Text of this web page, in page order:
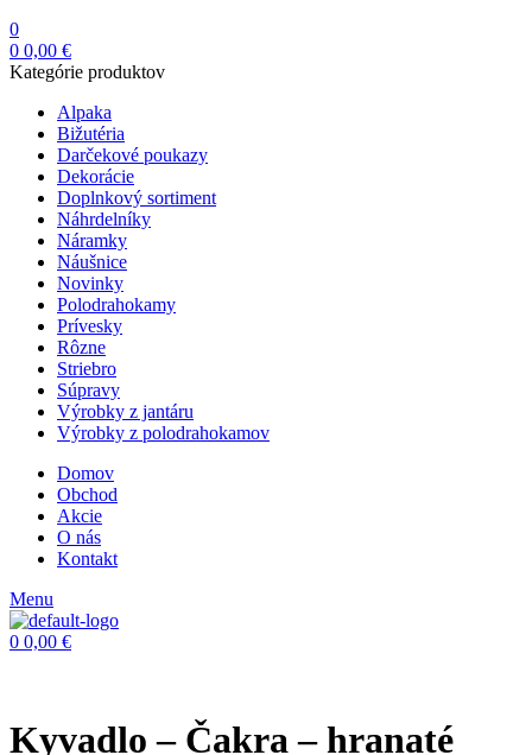
0
0 0,00 €
Kategórie produktov
Alpaka
Bižutéria
Darčekové poukazy
Dekorácie
Doplnkový sortiment
Náhrdelníky
Náramky
Náušnice
Novinky
Polodrahokamy
Prívesky
Rôzne
Striebro
Súpravy
Výrobky z jantáru
Výrobky z polodrahokamov
Domov
Obchod
Akcie
O nás
Kontakt
Menu
0 0,00 €
Kyvadlo – Čakra – hranaté